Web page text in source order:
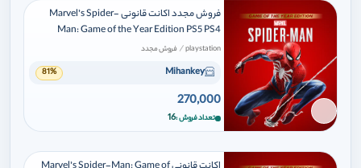
برای افزودن وارد شوید
فروش مجدد اکانت قانونی Marvel’s Spider-
Man: Game of the Year Edition PS5 PS4
playstation
/ فروش مجدد
Mihankey
81%
270,000
تعداد فروش 16